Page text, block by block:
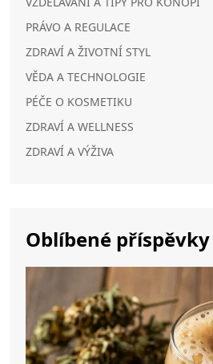
PRÁVO A REGULACE
ZDRAVÍ A ŽIVOTNÍ STYL
VĚDA A TECHNOLOGIE
PÉČE O KOSMETIKU
ZDRAVÍ A WELLNESS
ZDRAVÍ A VÝŽIVA
Oblíbené příspěvky